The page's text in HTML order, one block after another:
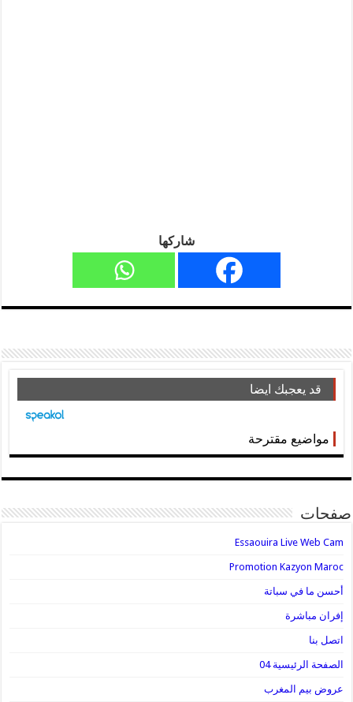
شاركها
قد يعجبك ايضا
مواضيع مقترحة
صفحات
Essaouira Live Web Cam
Promotion Kazyon Maroc
أحسن ما في سباتة
إفران مباشرة
اتصل بنا
الصفحة الرئيسية 04
عروض بيم المغرب